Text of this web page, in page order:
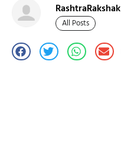
RashtraRakshak
All Posts